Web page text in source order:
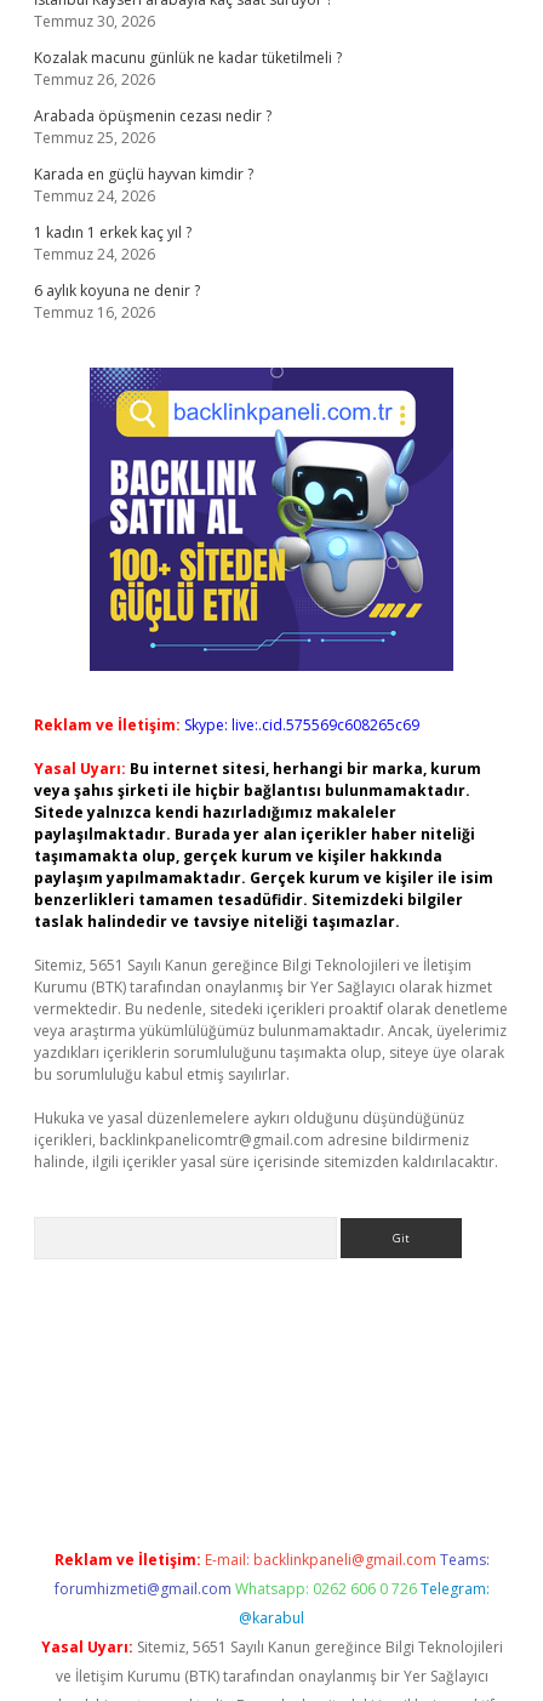
Temmuz 30, 2026
Kozalak macunu günlük ne kadar tüketilmeli ?
Temmuz 26, 2026
Arabada öpüşmenin cezası nedir ?
Temmuz 25, 2026
Karada en güçlü hayvan kimdir ?
Temmuz 24, 2026
1 kadın 1 erkek kaç yıl ?
Temmuz 24, 2026
6 aylık koyuna ne denir ?
Temmuz 16, 2026
Reklam ve İletişim: Skype: live:.cid.575569c608265c69
Yasal Uyarı: Bu internet sitesi, herhangi bir marka, kurum
veya şahıs şirketi ile hiçbir bağlantısı bulunmamaktadır.
Sitede yalnızca kendi hazırladığımız makaleler
paylaşılmaktadır. Burada yer alan içerikler haber niteliği
taşımamakta olup, gerçek kurum ve kişiler hakkında
paylaşım yapılmamaktadır. Gerçek kurum ve kişiler ile isim
benzerlikleri tamamen tesadüfidir. Sitemizdeki bilgiler
taslak halindedir ve tavsiye niteliği taşımazlar.
Sitemiz, 5651 Sayılı Kanun gereğince Bilgi Teknolojileri ve İletişim
Kurumu (BTK) tarafından onaylanmış bir Yer Sağlayıcı olarak hizmet
vermektedir. Bu nedenle, sitedeki içerikleri proaktif olarak denetleme
veya araştırma yükümlülüğümüz bulunmamaktadır. Ancak, üyelerimiz
yazdıkları içeriklerin sorumluluğunu taşımakta olup, siteye üye olarak
bu sorumluluğu kabul etmiş sayılırlar.
Hukuka ve yasal düzenlemelere aykırı olduğunu düşündüğünüz
içerikleri, backlinkpanelicomtr@gmail.com adresine bildirmeniz
halinde, ilgili içerikler yasal süre içerisinde sitemizden kaldırılacaktır.
Reklam ve İletişim: E-mail: backlinkpaneli@gmail.com Teams:
forumhizmeti@gmail.com Whatsapp: 0262 606 0 726 Telegram:
@karabul
Yasal Uyarı: Sitemiz, 5651 Sayılı Kanun gereğince Bilgi Teknolojileri
ve İletişim Kurumu (BTK) tarafından onaylanmış bir Yer Sağlayıcı